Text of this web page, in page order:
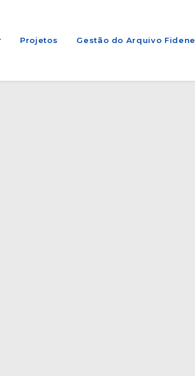
Projetos Gestão do Arquivo Fidene